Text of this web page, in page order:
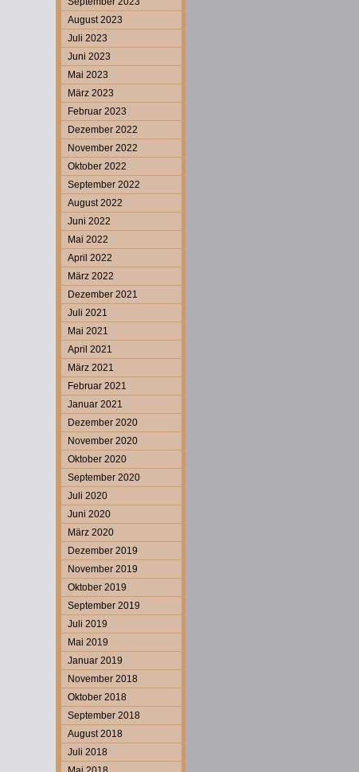
August 2023
Juli 2023
Juni 2023
Mai 2023
März 2023
Februar 2023
Dezember 2022
November 2022
Oktober 2022
September 2022
August 2022
Juni 2022
Mai 2022
April 2022
März 2022
Dezember 2021
Juli 2021
Mai 2021
April 2021
März 2021
Februar 2021
Januar 2021
Dezember 2020
November 2020
Oktober 2020
September 2020
Juli 2020
Juni 2020
März 2020
Dezember 2019
November 2019
Oktober 2019
September 2019
Juli 2019
Mai 2019
Januar 2019
November 2018
Oktober 2018
September 2018
August 2018
Juli 2018